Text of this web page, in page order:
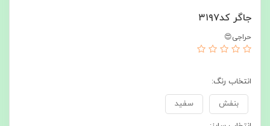
جاگر کد۳۱۹۷
حراجی😍
انتخاب رنگ:
بنفش سفید